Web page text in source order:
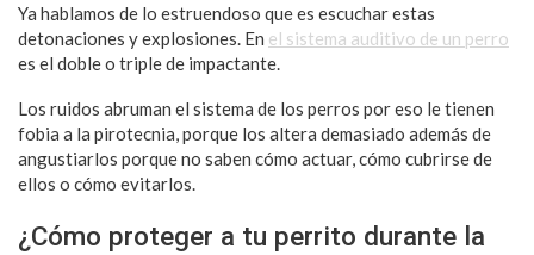
Ya hablamos de lo estruendoso que es escuchar estas
detonaciones y explosiones. En el sistema auditivo de un perro
es el doble o triple de impactante.
Los ruidos abruman el sistema de los perros por eso le tienen
fobia a la pirotecnia, porque los altera demasiado además de
angustiarlos porque no saben cómo actuar, cómo cubrirse de
ellos o cómo evitarlos.
¿Cómo proteger a tu perrito durante la